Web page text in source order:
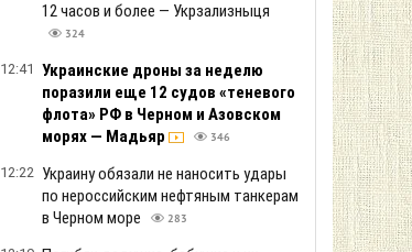
12 часов и более — Укрзализныця
324
12:41 Украинские дроны за неделю
поразили еще 12 судов «теневого
флота» РФ в Черном и Азовском
морях — Мадьяр
346
12:22 Украину обязали не наносить удары
по нероссийским нефтяным танкерам
в Черном море
283